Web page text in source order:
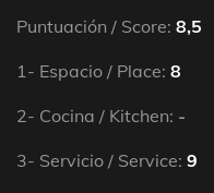
Puntuación / Score: 8,5
1- Espacio / Place: 8
2- Cocina / Kitchen: -
3- Servicio / Service: 9